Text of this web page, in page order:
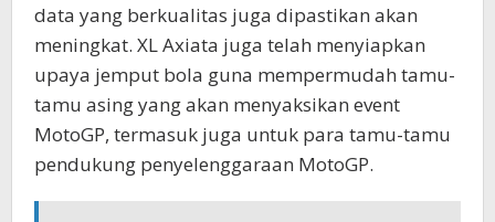
data yang berkualitas juga dipastikan akan
meningkat. XL Axiata juga telah menyiapkan
upaya jemput bola guna mempermudah tamu-
tamu asing yang akan menyaksikan event
MotoGP, termasuk juga untuk para tamu-tamu
pendukung penyelenggaraan MotoGP.